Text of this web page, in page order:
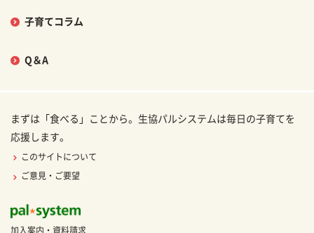
子育てコラム
Q＆A
まずは「食べる」ことから。生協パルシステムは毎日の子育てを
応援します。
このサイトについて
ご意見・ご要望
加入案内・資料請求